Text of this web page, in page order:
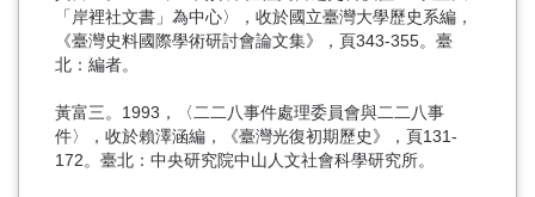
「岸裡社文書」為中心〉，收於國立臺灣大學歷史系編，
《臺灣史料國際學術研討會論文集》，頁343-355。臺
北：編者。
黃富三。1993，〈二二八事件處理委員會與二二八事
件〉，收於賴澤涵編，《臺灣光復初期歷史》，頁131-
172。臺北：中央研究院中山人文社會科學研究所。